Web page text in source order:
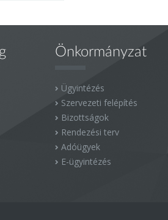
Önkormányzat
Ügyintézés
Szervezeti felépítés
Bizottságok
Rendezési terv
Adóügyek
E-ügyintézés